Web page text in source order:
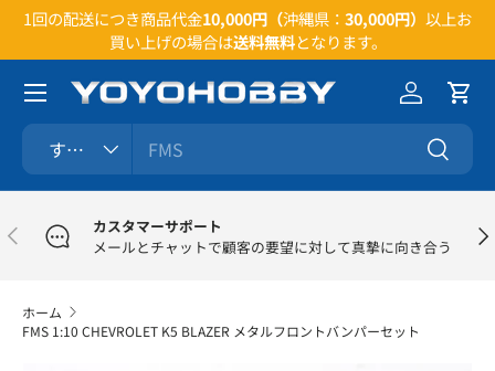
コンテンツへスキップ
1回の配送につき商品代金10,000円（沖縄県： 30,000円） 以上お
買い上げの場合は送料無料となります。
検索
商品タイプ
すべて 検索
ログインカ
メニュー
前 次
カスタマーサポート
メールとチャットで顧客の要望に対して真摯に向き合う
ホーム
FMS 1:10 CHEVROLET K5 BLAZER メタルフロントバンパーセット